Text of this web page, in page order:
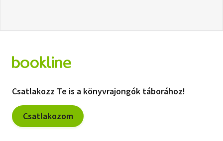
Csatlakozz Te is a könyvrajongók táborához!
Csatlakozom